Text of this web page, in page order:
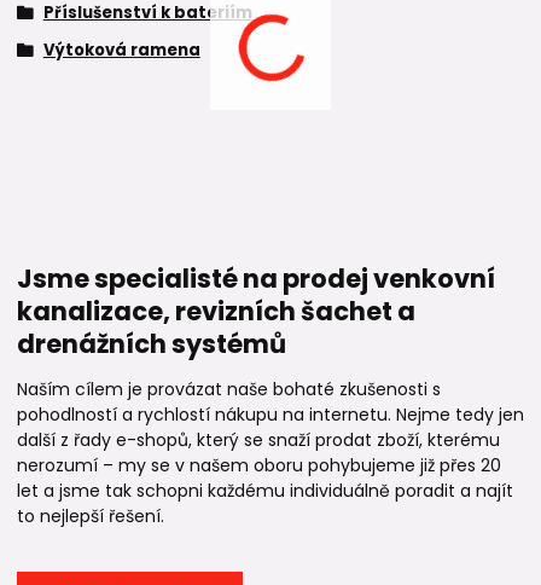
Příslušenství k bateriím
Výtoková ramena
Jsme specialisté na prodej venkovní
kanalizace, revizních šachet a
drenážních systémů
Naším cílem je provázat naše bohaté zkušenosti s
pohodlností a rychlostí nákupu na internetu. Nejme tedy jen
další z řady e-shopů, který se snaží prodat zboží, kterému
nerozumí – my se v našem oboru pohybujeme již přes 20
let a jsme tak schopni každému individuálně poradit a najít
to nejlepší řešení.